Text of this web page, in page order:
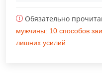
Обязательно
мужчины: 10 способов
лишних усилий